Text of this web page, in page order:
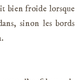
bien froide lorsque
sinon les bords